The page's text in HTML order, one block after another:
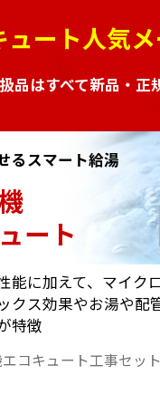
ュート人気
品はすべて新品・正
るスマート給湯
ート
能に加えて、マイク
クス効果やお湯や配
特徴
コキュート工事セッ